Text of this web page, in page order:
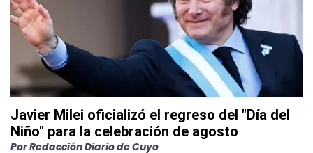
Javier Milei oficializó el regreso del "Día del
Niño" para la celebración de agosto
PorRedacción Diario de Cuyo